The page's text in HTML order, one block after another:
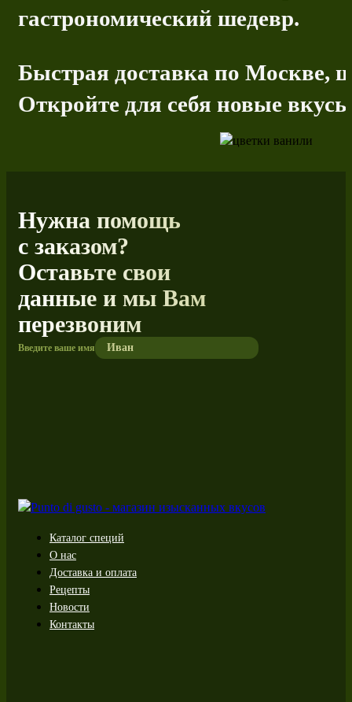
гастрономический шедевр.
Быстрая доставка по Москве,
Откройте для себя новые
Нужна помощь
с заказом?
Оставьте свои
данные и мы Вам
перезвоним
Введите ваше имя
Каталог специй
О нас
Доставка и оплата
Рецепты
Новости
Контакты